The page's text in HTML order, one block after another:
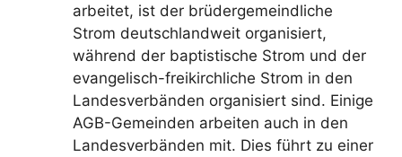
arbeitet, ist der brüdergemeindliche
Strom deutschlandweit organisiert,
während der baptistische Strom und der
evangelisch-freikirchliche Strom in den
Landesverbänden organisiert sind. Einige
AGB-Gemeinden arbeiten auch in den
Landesverbänden mit. Dies führt zu einer